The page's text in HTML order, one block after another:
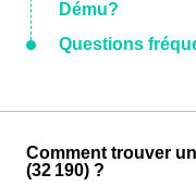
Dému?
Questions
Comment trouver
(32 190) ?